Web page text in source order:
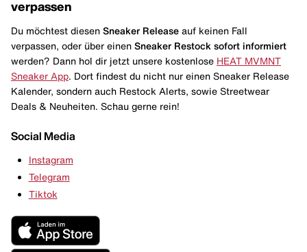
verpassen
Du möchtest diesen Sneaker Release auf keinen Fall
verpassen, oder über einen Sneaker Restock sofort informiert
werden? Dann hol dir jetzt unsere kostenlose HEAT MVMNT
Sneaker App . Dort findest du nicht nur einen Sneaker Release
Kalender, sondern auch Restock Alerts, sowie Streetwear
Deals & Neuheiten. Schau gerne rein!
Social Media
Instagram
Telegram
Tiktok